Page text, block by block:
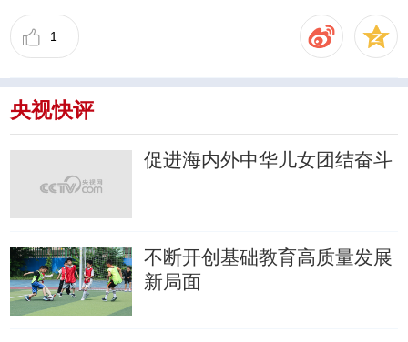
1
央视快评
促进海内外中华儿女团结奋斗
不断开创基础教育高质量发展
新局面